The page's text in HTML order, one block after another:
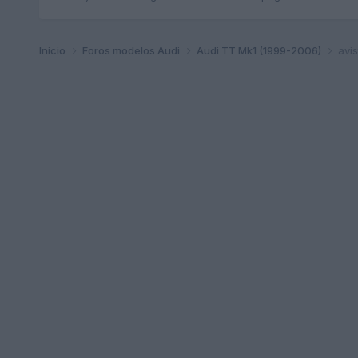
Inicio Foros modelos Audi Audi TT Mk1 (1999-2006)